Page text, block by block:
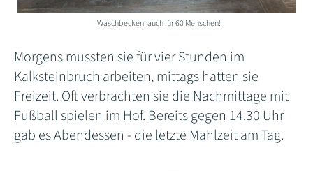
Waschbecken, auch für 60 Menschen!
Morgens mussten sie für vier Stunden im
Kalksteinbruch arbeiten, mittags hatten sie
Freizeit. Oft verbrachten sie die Nachmittage mit
Fußball spielen im Hof. Bereits gegen 14.30 Uhr
gab es Abendessen - die letzte Mahlzeit am Tag.